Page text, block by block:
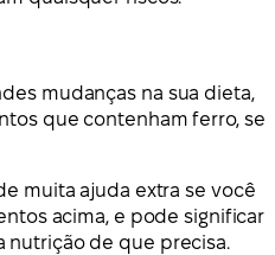
mudanças na sua dieta,
que contenham ferro, se
muita ajuda extra se você
acima, e pode significar
nutrição de que precisa.